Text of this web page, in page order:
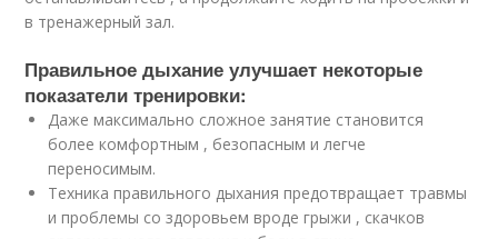
в тренажерный зал.
Правильное дыхание улучшает некоторые
показатели тренировки:
Даже максимально сложное занятие становится
более комфортным , безопасным и легче
переносимым.
Техника правильного дыхания предотвращает травмы
и проблемы со здоровьем вроде грыжи , скачков